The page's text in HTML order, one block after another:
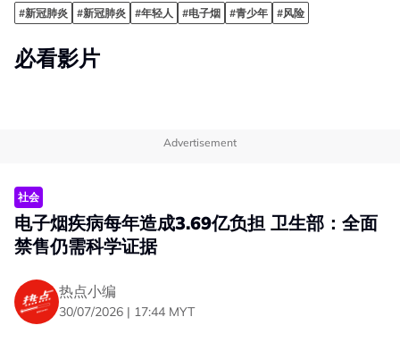
#新冠肺炎 #新冠肺炎 #年轻人 #电子烟 #青少年 #风险
必看影片
Advertisement
社会
电子烟疾病每年造成3.69亿负担 卫生部：全面
禁售仍需科学证据
热点小编
30/07/2026 | 17:44 MYT